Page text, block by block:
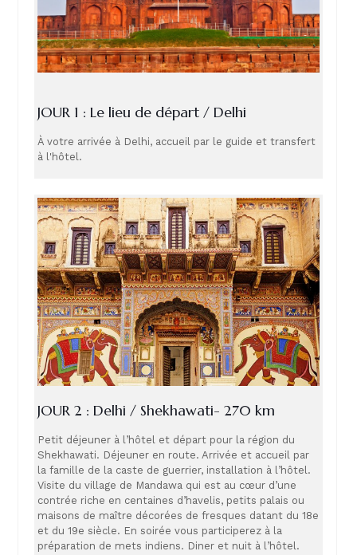
JOUR 1 : Le lieu de départ / Delhi
À votre arrivée à Delhi, accueil par le guide et transfert
à l'hôtel.
JOUR 2 : Delhi / Shekhawati- 270 km
Petit déjeuner à l’hôtel et départ pour la région du
Shekhawati. Déjeuner en route. Arrivée et accueil par
la famille de la caste de guerrier, installation à l’hôtel.
Visite du village de Mandawa qui est au cœur d’une
contrée riche en centaines d’havelis, petits palais ou
maisons de maître décorées de fresques datant du 18e
et du 19e siècle. En soirée vous participerez à la
préparation de mets indiens. Diner et nuit à l’hôtel.